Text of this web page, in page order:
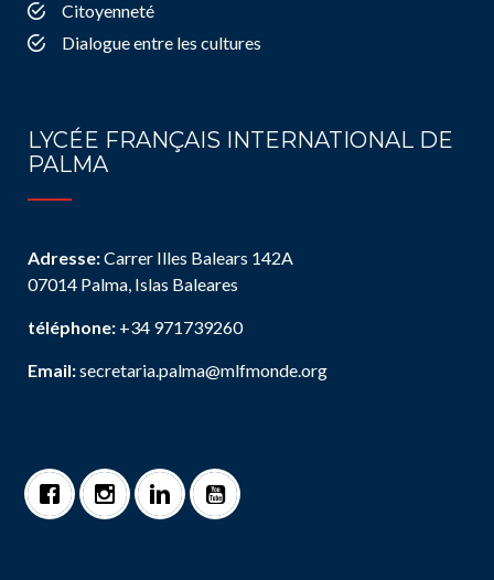
Citoyenneté
Dialogue entre les cultures
LYCÉE FRANÇAIS INTERNATIONAL DE
PALMA
Adresse:Carrer Illes Balears 142A
07014 Palma, Islas Baleares
téléphone: +34 971739260
Email:secretaria.palma@mlfmonde.org